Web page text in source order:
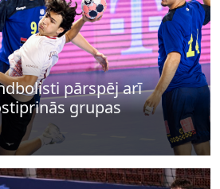
pārspēj arī
grupas